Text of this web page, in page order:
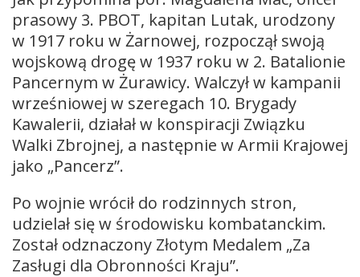
prasowy 3. PBOT, kapitan Lutak, urodzony
w 1917 roku w Żarnowej, rozpoczął swoją
wojskową drogę w 1937 roku w 2. Batalionie
Pancernym w Żurawicy. Walczył w kampanii
wrześniowej w szeregach 10. Brygady
Kawalerii, działał w konspiracji Związku
Walki Zbrojnej, a następnie w Armii Krajowej
jako „Pancerz”.
Po wojnie wrócił do rodzinnych stron,
udzielał się w środowisku kombatanckim.
Został odznaczony Złotym Medalem „Za
Zasługi dla Obronności Kraju”.